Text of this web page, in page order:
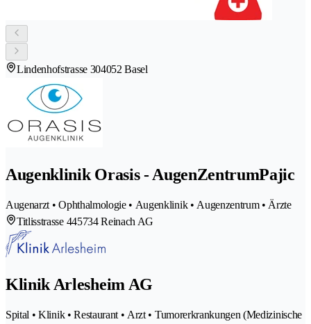
Lindenhofstrasse 304052 Basel
Augenklinik Orasis - AugenZentrumPajic
Augenarzt • Ophthalmologie • Augenklinik • Augenzentrum • Ärzte
Titlisstrasse 445734 Reinach AG
Klinik Arlesheim AG
Spital • Klinik • Restaurant • Arzt • Tumorerkrankungen (Medizinische